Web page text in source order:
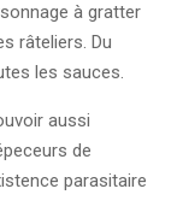
à gratter
râteliers. Du
les sauces.
aussi
de
parasitaire